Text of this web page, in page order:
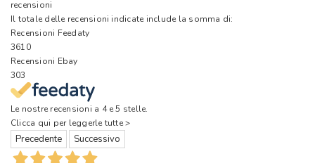
recensioni
Il totale delle recensioni indicate include la somma di:
Recensioni Feedaty
3610
Recensioni Ebay
303
Le nostre recensioni a 4 e 5 stelle.
Clicca qui per leggerle tutte >
Precedente Successivo